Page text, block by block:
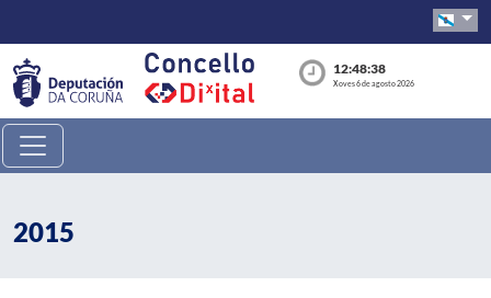
12:48:39
Xoves 6 de agosto 2026
2015